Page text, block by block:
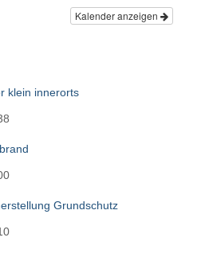
Kalender anzeigen
klein innerorts
Grundschutz